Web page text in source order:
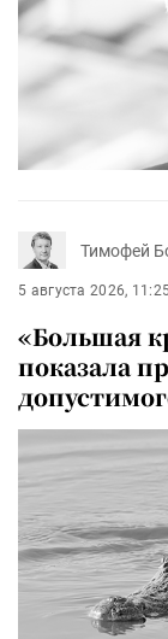
Тимофей
5 августа 2026,
«Большая
показала